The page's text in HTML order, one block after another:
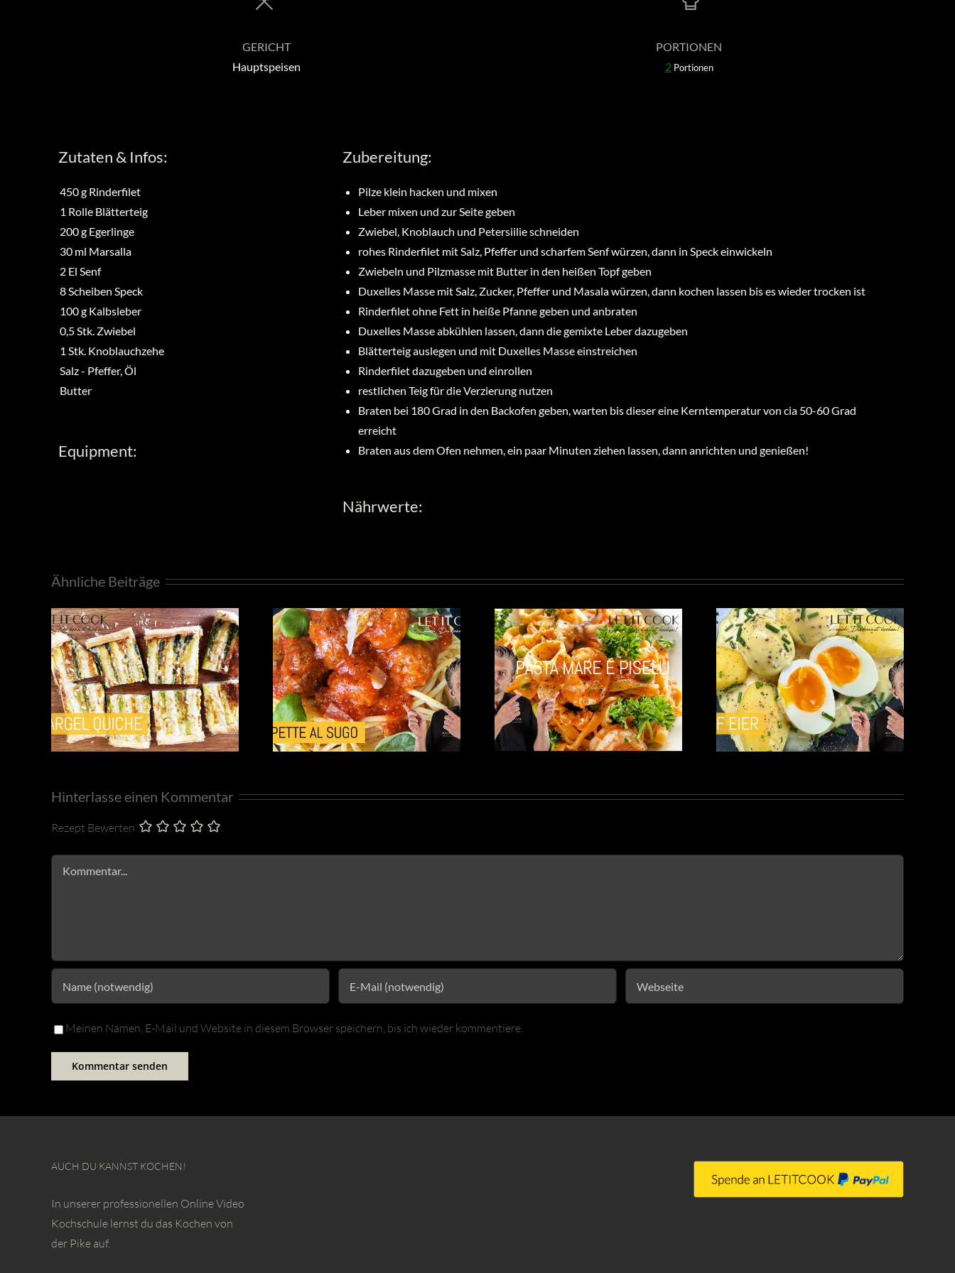
GERICHT
Hauptspeisen
PORTIONEN
2 Portionen
Zutaten & Infos:
450g Rinderfilet
1 Rolle Blätterteig
200g Egerlinge
30 ml Marsalla
2 El Senf
8Scheiben Speck
100g Kalbsleber
0,5Stk. Zwiebel
1 Stk. Knoblauchzehe
Salz- Pfeffer, Öl
Butter
Equipment:
Zubereitung:
Pilze klein hacken und mixen
Leber mixen und zur Seite geben
Zwiebel, Knoblauch und Petersiilie schneiden
rohes Rinderfilet mit Salz, Pfeffer und scharfem Senf würzen, dann in Speck einwickeln
Zwiebeln und Pilzmasse mit Butter in den heißen Topf geben
Duxelles Masse mit Salz, Zucker, Pfeffer und Masala würzen, dann kochen lassen bis es wieder trocken ist
Rinderfilet ohne Fett in heiße Pfanne geben und anbraten
Duxelles Masse abkühlen lassen, dann die gemixte Leber dazugeben
Blätterteig auslegen und mit Duxelles Masse einstreichen
Rinderfilet dazugeben und einrollen
restlichen Teig für die Verzierung nutzen
Braten bei 180 Grad in den Backofen geben, warten bis dieser eine Kerntemperatur von cia 50-60 Grad
erreicht
Braten aus dem Ofen nehmen, ein paar Minuten ziehen lassen, dann anrichten und genießen!
Nährwerte:
Ähnliche Beiträge
Hinterlasse einen Kommentar
Rezept Bewerten
Kommentar
Meinen Namen, E-Mail und Website in diesem Browser speichern, bis ich wieder kommentiere.
AUCH DU KANNST KOCHEN!
In unserer professionellen Online Video
Kochschule lernst du das Kochen von
der Pike auf.